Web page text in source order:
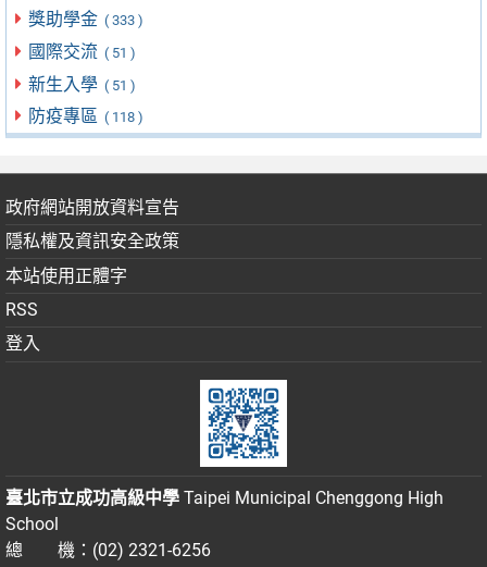
獎助學金 ( 333 )
國際交流 ( 51 )
新生入學 ( 51 )
防疫專區 ( 118 )
政府網站開放資料宣告
隱私權及資訊安全政策
本站使用正體字
RSS
登入
臺北市立成功高級中學 Taipei Municipal Chenggong High
School
總 機：(02) 2321-6256